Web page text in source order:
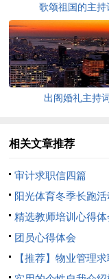
歌颂祖国的主持
出阁婚礼主持
相关文章推荐
审计求职信四篇
阳光体育冬季长跑
精选教师培训心得
总8篇
团员心得体会
【推荐】物业管理